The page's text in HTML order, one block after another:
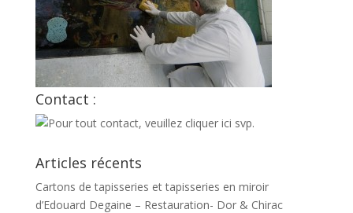
Contact :
Articles récents
Cartons de tapisseries et tapisseries en miroir
d’Edouard Degaine – Restauration- Dor & Chirac